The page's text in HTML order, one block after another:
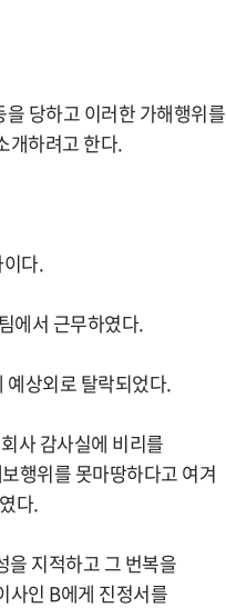
당하고 이러한 가해행위를
개하려고 한다.
다.
에서 근무하였다.
상외로 탈락되었다.
사 감사실에 비리를
행위를 못마땅하다고 여겨
다.
지적하고 그 번복을
사인 B에게 진정서를